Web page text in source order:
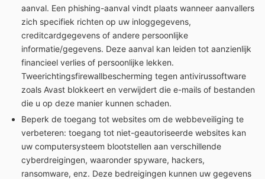
aanval. Een phishing-aanval vindt plaats wanneer aanvallers
zich specifiek richten op uw inloggegevens,
creditcardgegevens of andere persoonlijke
informatie/gegevens. Deze aanval kan leiden tot aanzienlijk
financieel verlies of persoonlijke lekken.
Tweerichtingsfirewallbescherming tegen antivirussoftware
zoals Avast blokkeert en verwijdert die e-mails of bestanden
die u op deze manier kunnen schaden.
Beperk de toegang tot websites om de webbeveiliging te
verbeteren: toegang tot niet-geautoriseerde websites kan
uw computersysteem blootstellen aan verschillende
cyberdreigingen, waaronder spyware, hackers,
ransomware, enz. Deze bedreigingen kunnen uw gegevens